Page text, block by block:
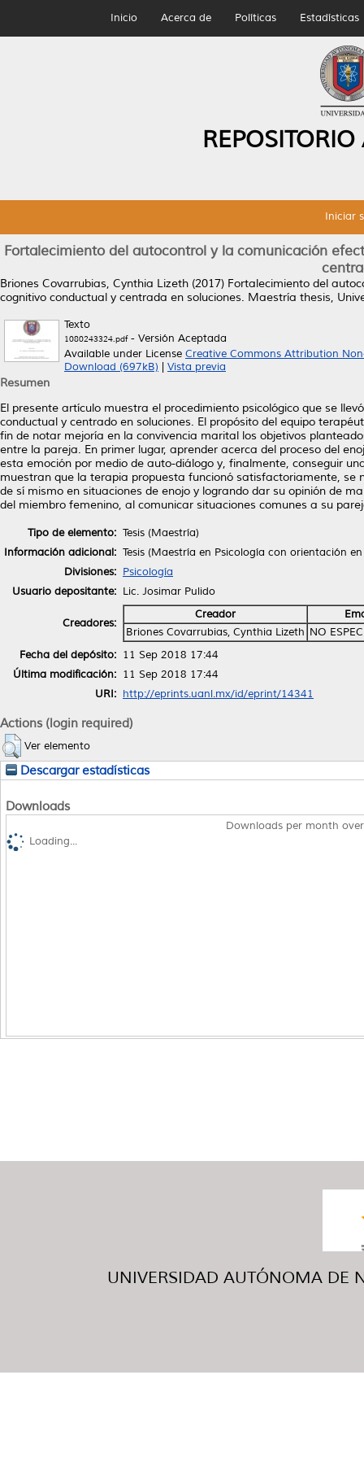
Inicio Acerca de Políticas Estadísticas
Iniciar
Fortalecimiento del autocontrol y la comunicación
Briones Covarrubias, Cynthia Lizeth (2017) Fortalecimiento del
cognitivo conductual y centrada en soluciones. Maestría thesis,
Texto
1080243324.pdf- Versión Aceptada
Available under License Creative Commons Attribution
Download (697kB)
Vista previa
Resumen
El presente artículo muestra el procedimiento psicológico que se
conductual y centrado en soluciones. El propósito del equipo
fin de notar mejoría en la convivencia marital los objetivos
entre la pareja. En primer lugar, aprender acerca del proceso del
esta emoción por medio de auto-diálogo y, finalmente, conseguir
muestran que la terapia propuesta funcionó satisfactoriamente, se
de sí mismo en situaciones de enojo y logrando dar su opinión de
del miembro femenino, al comunicar situaciones comunes a su
Tipo de elemento: Tesis (Maestría)
Información adicional: Tesis (Maestría en Psicología con orientación en
Divisiones: Psicología
Usuario depositante: Lic. Josimar Pulido
Creadores:
Creador
Briones Covarrubias, Cynthia Lizeth NO
Fecha del depósito: 11 Sep 2018 17:44
Última modificación: 11 Sep 2018 17:44
URI: http://eprints.uanl.mx/id/eprint/14341
Actions (login required)
Ver elemento
Descargar estadísticas
Downloads
Downloads per month
Loading...
UNIVERSIDAD AUTÓNOMA DE